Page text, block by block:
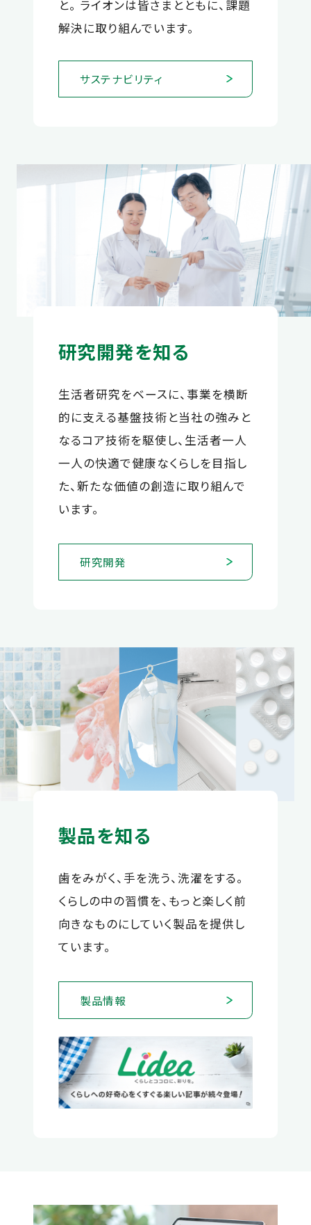
と。 ライオンは皆さまとともに、課題
解決に取り組んでいます。
サステナビリティ
研究開発を知る
生活者研究をベースに、事業を横断
的に支える基盤技術と当社の強みと
なるコア技術を駆使し、生活者一人
一人の快適で健康なくらしを目指し
た、新たな価値の創造に取り組んで
います。
研究開発
製品を知る
歯をみがく、手を洗う、洗濯をする。
くらしの中の習慣を、もっと楽しく前
向きなものにしていく製品を提供し
ています。
製品情報